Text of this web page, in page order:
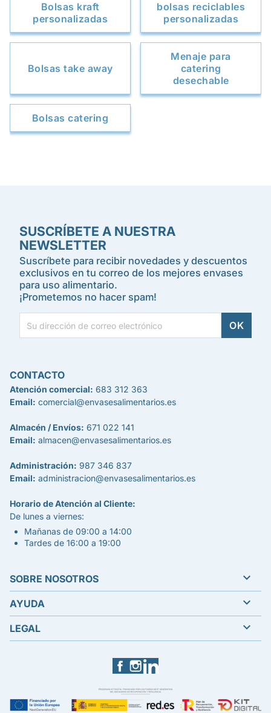
Bolsas kraft
personalizadas
bolsas reciclables
personalizadas
Bolsas take away
Menaje para
catering
desechable
Bolsas catering
SUSCRÍBETE A NUESTRA
NEWSLETTER
Suscríbete para recibir novedades y descuentos
exclusivos en tu correo de los mejores envases
para uso alimentario.
¡Prometemos no hacer spam!
Facebook
CONTACTO
Atención comercial: 683 312 363
Email: comercial@envasesalimentarios.es
Almacén / Envíos: 671 022 141
Email: almacen@envasesalimentarios.es
Administración: 987 346 837
Email: administracion@envasesalimentarios.es
Horario de Atención al Cliente:
De lunes a viernes:
Mañanas de 09:00 a 14:00
Tardes de 16:00 a 19:00
SOBRE NOSOTROS 
AYUDA 
LEGAL 